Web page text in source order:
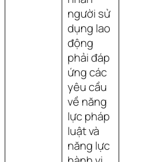
người sử
dụng lao
động
phải đáp
ứng các
yêu cầu
về năng
lực pháp
luật và
năng lực